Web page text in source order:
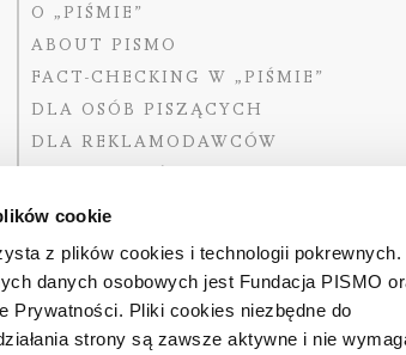
cookie
z plików cookies i technologii pokrewnych.
danych osobowych jest Fundacja PISMO
Prywatności. Pliki cookies niezbędne do
strony są zawsze aktywne i nie
O „PIŚMIE”
ABOUT PISMO
FACT-CHECKING W „PIŚMIE”
DLA OSÓB PISZĄCYCH
DLA REKLAMODAWCÓW